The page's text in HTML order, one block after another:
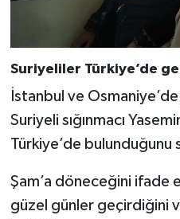
Suriyeliler Türkiye’de
İstanbul ve Osmaniye’de
Suriyeli sığınmacı
Türkiye’de bulunduğunu
Şam’a döneceğini ifade
güzel günler geçirdiğini